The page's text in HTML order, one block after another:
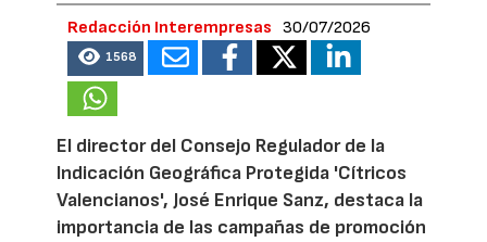
Redacción Interempresas 30/07/2026
1568
El director del Consejo Regulador de la
Indicación Geográfica Protegida 'Cítricos
Valencianos', José Enrique Sanz, destaca la
importancia de las campañas de promoción